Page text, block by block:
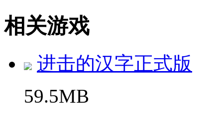
相关游戏
进击的汉字正式版
59.5MB